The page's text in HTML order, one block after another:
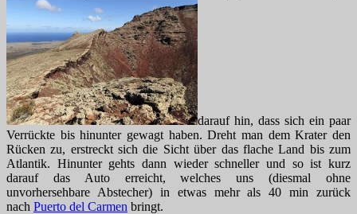
darauf hin, dass sich ein paar
Verrückte bis hinunter gewagt haben. Dreht man dem Krater den
Rücken zu, erstreckt sich die Sicht über das flache Land bis zum
Atlantik. Hinunter gehts dann wieder schneller und so ist kurz
darauf das Auto erreicht, welches uns (diesmal ohne
unvorhersehbare Abstecher) in etwas mehr als 40 min zurück
nach Puerto del Carmen bringt.